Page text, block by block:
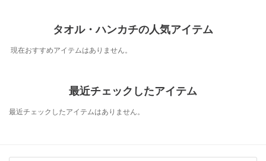
タオル・ハンカチの人気アイテム
現在おすすめアイテムはありません。
最近チェックしたアイテム
最近チェックしたアイテムはありません。